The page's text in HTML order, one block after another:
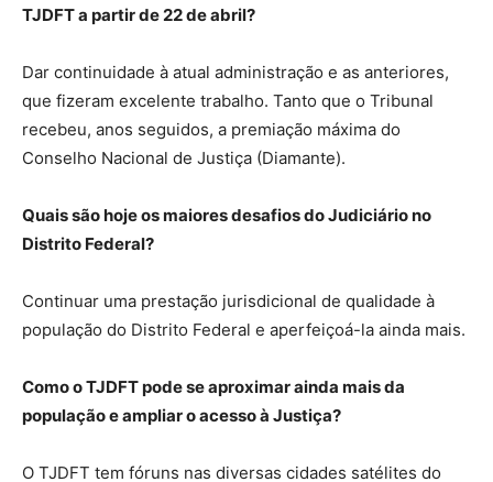
TJDFT a partir de 22 de abril?
Dar continuidade à atual administração e as anteriores,
que fizeram excelente trabalho. Tanto que o Tribunal
recebeu, anos seguidos, a premiação máxima do
Conselho Nacional de Justiça (Diamante).
Quais são hoje os maiores desafios do Judiciário no
Distrito Federal?
Continuar uma prestação jurisdicional de qualidade à
população do Distrito Federal e aperfeiçoá-la ainda mais.
Como o TJDFT pode se aproximar ainda mais da
população e ampliar o acesso à Justiça?
O TJDFT tem fóruns nas diversas cidades satélites do